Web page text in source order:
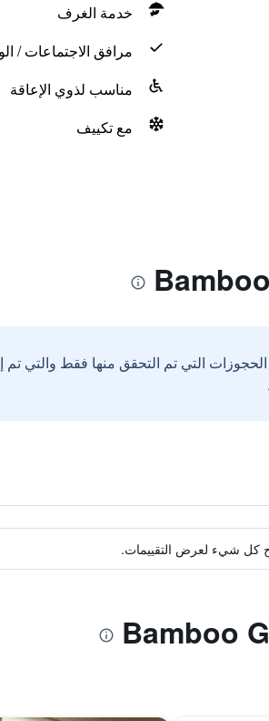
خدمة الغرف
مرافق الاجتماعات /
مناسب لذوي الإعاقة
مع تكييف
التي تم التحقق منها فقط والتي
كل شيء لعرض التقييمات.